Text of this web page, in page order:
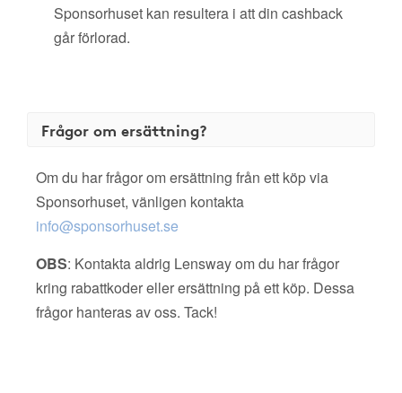
Sponsorhuset kan resultera i att din cashback
går förlorad.
Frågor om ersättning?
Om du har frågor om ersättning från ett köp via
Sponsorhuset, vänligen kontakta
info@sponsorhuset.se
OBS: Kontakta aldrig Lensway om du har frågor
kring rabattkoder eller ersättning på ett köp. Dessa
frågor hanteras av oss. Tack!